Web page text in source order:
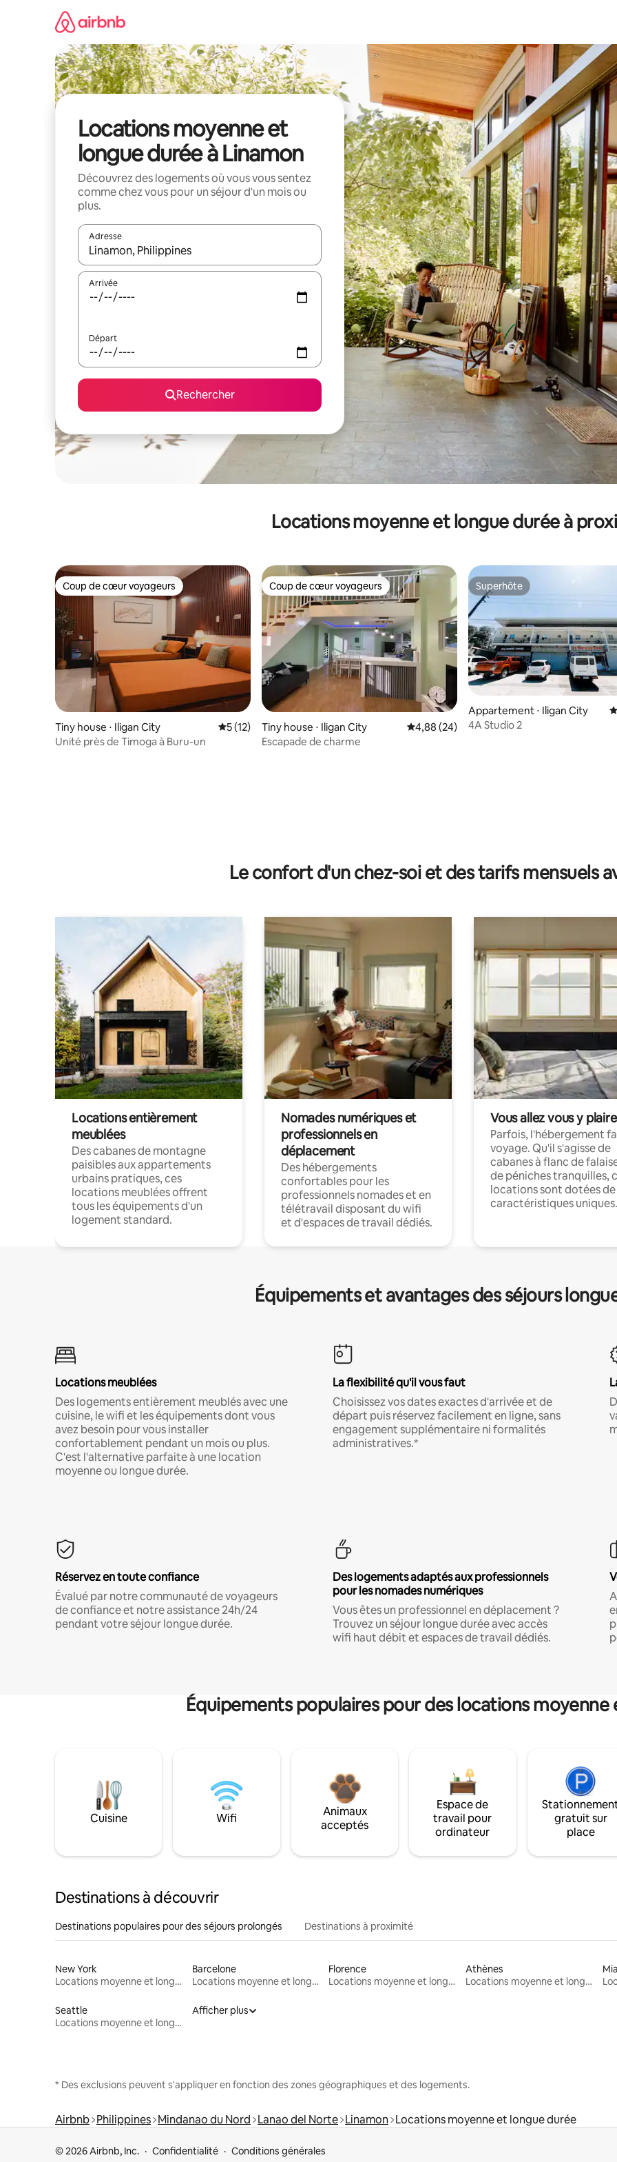
Locations moyenne et
longue durée à Linamon
Découvrez des logements où vous vous sentez
comme chez vous pour un séjour d'un mois ou
plus.
Adresse
Lorsque les résultats s'affichent, utilisez les flèches vers le haut et vers le bas pour les parcourir ou en appuyant et en
Arrivée
Départ
Rechercher
Locations moyenne et longue durée à
Coup de cœur voyageurs
Coup de cœur voyageurs
Tiny house ⋅ Iligan City Évaluation moyenne sur la base de 12 commentaires : 5 sur 5
5 (12)
Unité près de Timoga à Buru-un
Coup de cœur voyageurs
Coup de cœur voyageurs
Tiny house ⋅ Iligan City Évaluation moyenne sur la base de 24
4,88 (24)
Escapade de charme
Superhôte
Superhôte
Appartement ⋅ Iligan City
4A Studio 2
Le confort d'un chez-soi et des tarifs mensuels
Locations entièrement
meublées
Des cabanes de montagne
paisibles aux appartements
urbains pratiques, ces
locations meublées offrent
tous les équipements d'un
logement standard.
Nomades numériques et
professionnels en
déplacement
Des hébergements
confortables pour les
professionnels nomades et en
télétravail disposant du wifi
et d'espaces de travail dédiés.
Vous allez vous y plaire
Parfois, l'hébergement
voyage. Qu'il s'agisse de
cabanes à flanc de
de péniches tranquilles,
locations sont dotées de
caractéristiques uniques.
Équipements et avantages des séjours
Locations meublées
Des logements entièrement meublés avec une
cuisine, le wifi et les équipements dont vous
avez besoin pour vous installer
confortablement pendant un mois ou plus.
C'est l'alternative parfaite à une location
moyenne ou longue durée.
La flexibilité qu'il vous faut
Choisissez vos dates exactes d'arrivée et de
départ puis réservez facilement en ligne, sans
engagement supplémentaire ni formalités
administratives.*
Réservez en toute confiance
Évalué par notre communauté de voyageurs
de confiance et notre assistance 24h/24
pendant votre séjour longue durée.
Des logements adaptés aux professionnels
pour les nomades numériques
Vous êtes un professionnel en déplacement ?
Trouvez un séjour longue durée avec accès
wifi haut débit et espaces de travail dédiés.
Équipements populaires pour des locations
Cuisine Wifi
Animaux
acceptés
Espace de
travail pour
ordinateur
gratuit sur
place
Destinations à découvrir
Destinations populaires pour des séjours prolongés Destinations à proximité
New York
Locations moyenne et longue durée
Barcelone
Locations moyenne et longue durée
Florence
Locations moyenne et longue durée
Athènes
Locations moyenne et longue durée
Seattle
Locations moyenne et longue durée
Afficher plus
* Des exclusions peuvent s'appliquer en fonction des zones géographiques et des logements.
Airbnb Philippines Mindanao du Nord Lanao del Norte Linamon Locations moyenne et longue durée
© 2026 Airbnb, Inc. Confidentialité Conditions générales